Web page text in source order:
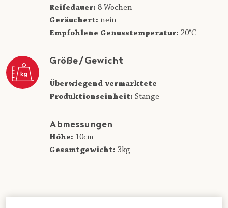
Reifedauer: 8 Wochen
Geräuchert: nein
Empfohlene Genusstemperatur: 20°C
Größe/Gewicht
Überwiegend vermarktete
Produktionseinheit: Stange
Abmessungen
Höhe: 10cm
Gesamtgewicht: 3kg